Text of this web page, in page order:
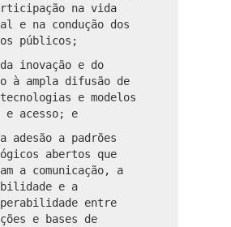
na vida
e na condução dos
públicos;
inovação e do
à ampla difusão de
e modelos
e acesso; e
adesão a padrões
abertos que
a comunicação, a
e a
entre
e bases de